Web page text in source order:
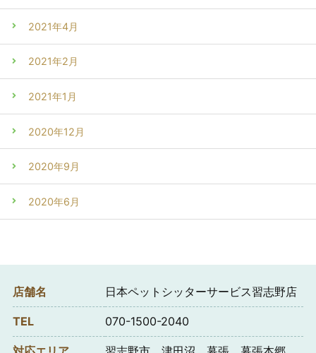
2021年4月
2021年2月
2021年1月
2020年12月
2020年9月
2020年6月
店舗名 日本ペットシッターサービス習志野店
TEL 070-1500-2040